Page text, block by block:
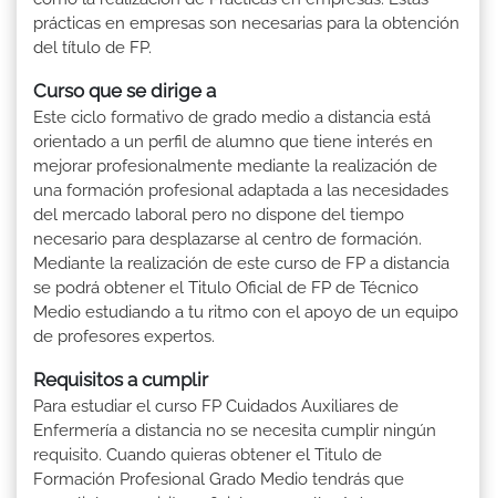
prácticas en empresas son necesarias para la obtención
del título de FP.
Curso que se dirige a
Este ciclo formativo de grado medio a distancia está
orientado a un perfil de alumno que tiene interés en
mejorar profesionalmente mediante la realización de
una formación profesional adaptada a las necesidades
del mercado laboral pero no dispone del tiempo
necesario para desplazarse al centro de formación.
Mediante la realización de este curso de FP a distancia
se podrá obtener el Titulo Oficial de FP de Técnico
Medio estudiando a tu ritmo con el apoyo de un equipo
de profesores expertos.
Requisitos a cumplir
Para estudiar el curso FP Cuidados Auxiliares de
Enfermería a distancia no se necesita cumplir ningún
requisito. Cuando quieras obtener el Titulo de
Formación Profesional Grado Medio tendrás que